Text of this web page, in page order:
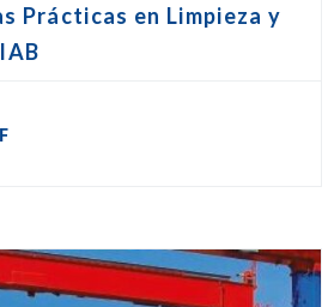
Prácticas en Limpieza y